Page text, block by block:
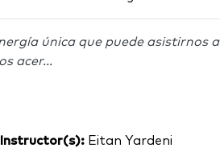
única que puede asistirnos a
acer...
Instructor(s): Eitan Yardeni